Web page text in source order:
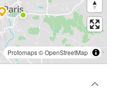
Protomaps©OpenStreetMap